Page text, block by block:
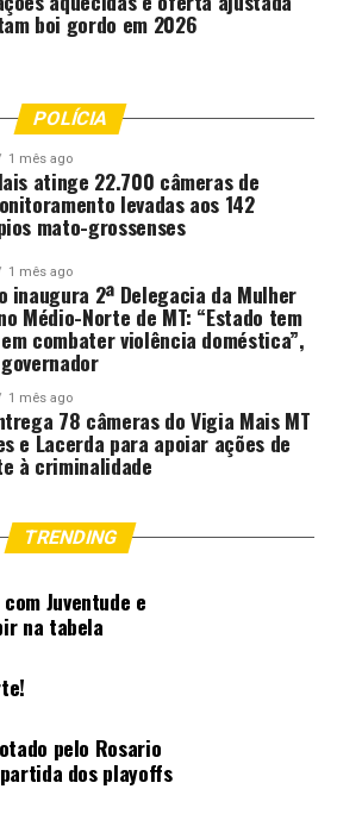
de MT – MT
ÀS
CRIANÇAS
MATO
MATO-GROSSO
ORIENTA PAÍS PARA
VIAGENS
população de Pontes e
violência contra a mulher
inscrever para programa de
Law até 15 de julho
boi gordo em 2026
POLÍCIA
1 mês ago
atinge 22.700 câmeras de
levadas aos 142
mato-grossenses
1 mês ago
inaugura 2ª Delegacia da Mulher
Médio-Norte de MT: “Estado tem
combater violência doméstica”,
1 mês ago
78 câmeras do Vigia Mais MT
e Lacerda para apoiar ações de
à criminalidade
TRENDING
Juventude e
na tabela
pelo Rosario
dos playoffs